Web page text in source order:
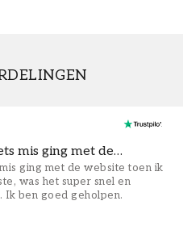
mis ging met de…
ging met de website toen ik
was het super snel en
ben goed geholpen.